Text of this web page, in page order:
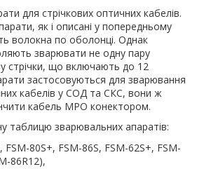
для стрічкових оптичних кабелів.
як і описані у попередньому
волокна по оболонці. Однак
зварювати не одну пару
стрічки, що включають до 12
застосовуються для зварювання
кабелів у СОД та СКС, вони ж
кабель MPO конектором.
таблицю зварювальних апаратів:
FSM-80S+, FSM-86S, FSM-62S+, FSM-
86R12),